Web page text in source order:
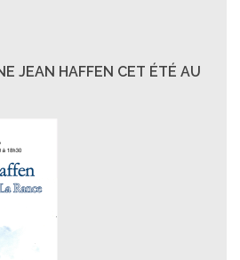
JEAN HAFFEN CET ÉTÉ AU